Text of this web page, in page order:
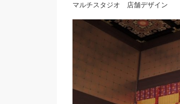
マルチスタジオ 店舗デザイン